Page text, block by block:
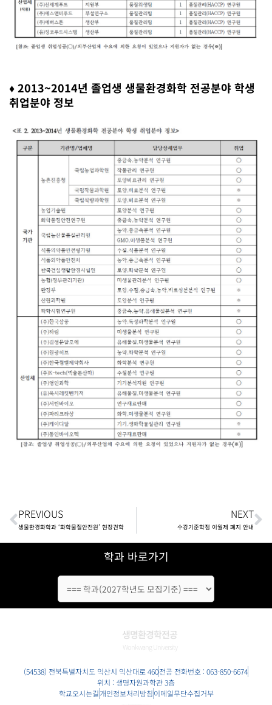
♦ 2013~2014년 졸업생 생물환경화학 전공분야 학생
취업분야 정보
Prev
PREVIOUS
생물환경화학과 ‘화학물질안전원’ 현장견학
NEXT
수강기준학점 이월제 폐지 안내
학과 바로가기
생명환경학전공
Wonkwang University
(54538) 전북특별자치도 익산시 익산대로 460전공 전화번호 : 063-850-6674
위치 : 생명자원과학관 3층
학교오시는길개인정보처리방침이메일무단수집거부